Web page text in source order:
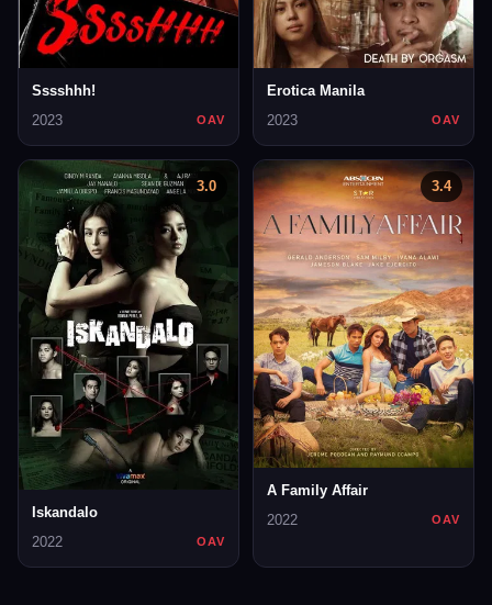
Sssshhh!
2023
OAV
Erotica Manila
2023
OAV
3.0
Iskandalo
2022
OAV
3.4
A Family Affair
2022
OAV